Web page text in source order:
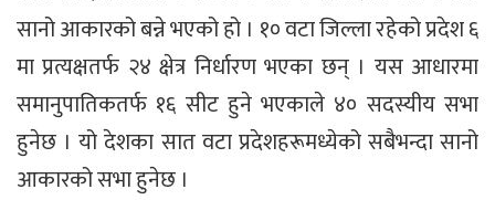
सानो आकारको बन्ने भएको हो । १० वटा जिल्ला रहेको प्रदेश ६
मा प्रत्यक्षतर्फ २४ क्षेत्र निर्धारण भएका छन् । यस आधारमा
समानुपातिकतर्फ १६ सीट हुने भएकाले ४० सदस्यीय सभा
हुनेछ । यो देशका सात वटा प्रदेशहरूमध्येको सबैभन्दा सानो
आकारको सभा हुनेछ ।